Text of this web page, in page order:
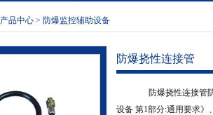
产品中心 > 防爆监控辅助设备
防爆挠性连接管
防爆挠性连接管防
设备 第1部分:通用要求》